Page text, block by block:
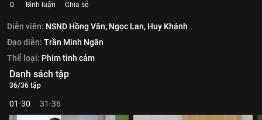
0 Bình luận Chia sẻ
Diễn viên: NSND Hồng Vân, Ngọc Lan, Huy Khánh
Đạo diễn: Trần Minh Ngân
Thể loại: Phim tình cảm
Danh sách tập
36/36 tập
01-30 31-36